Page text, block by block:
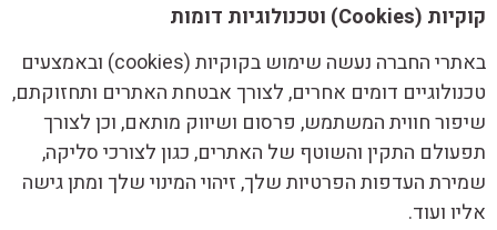
קוקיות (Cookies) וטכנולוגיות דומות
באתרי החברה נעשה שימוש בקוקיות (cookies) ובאמצעים
טכנולוגיים דומים אחרים, לצורך אבטחת האתרים ותחזוקתם,
שיפור חווית המשתמש, פרסום ושיווק מותאם, וכן לצורך
תפעולם התקין והשוטף של האתרים, כגון לצורכי סליקה,
שמירת העדפות הפרטיות שלך, זיהוי המינוי שלך ומתן גישה
אליו ועוד.